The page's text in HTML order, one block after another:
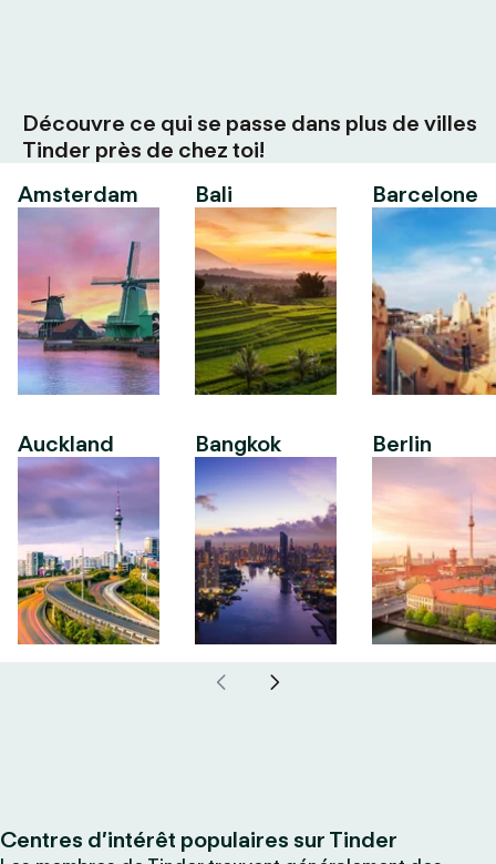
Découvre ce qui se passe dans plus de villes
Tinder près de chez toi!
Amsterdam
Auckland
Bali
Bangkok
Barcelone
Berlin
Centres d’intérêt populaires sur Tinder